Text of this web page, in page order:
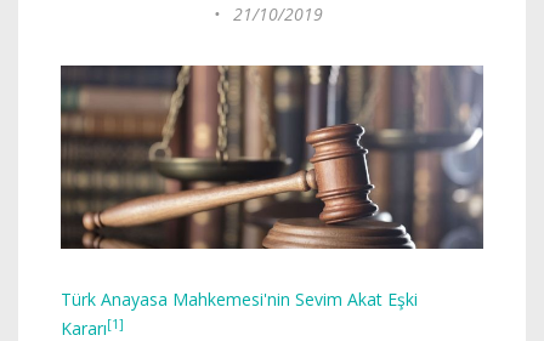
•
21/10/2019
Türk Anayasa Mahkemesi'nin Sevim Akat Eşki
Kararı[1]